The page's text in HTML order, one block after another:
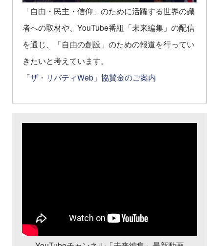
「自由・民主・信仰」のために活躍する世界の識
者への取材や、YouTube番組「未来編集」の配信
を通じ、「自由の創設」のための報道を行ってい
きたいと考えています。
「ザ・リバティWeb」協賛金のご案内